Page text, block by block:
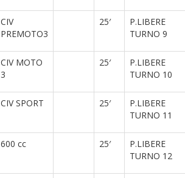
CIV
PREMOTO3
25′
P.LIBERE
TURNO 9
CIV MOTO
3
25′
P.LIBERE
TURNO 10
CIV SPORT 25′
P.LIBERE
TURNO 11
600 cc 25′
P.LIBERE
TURNO 12